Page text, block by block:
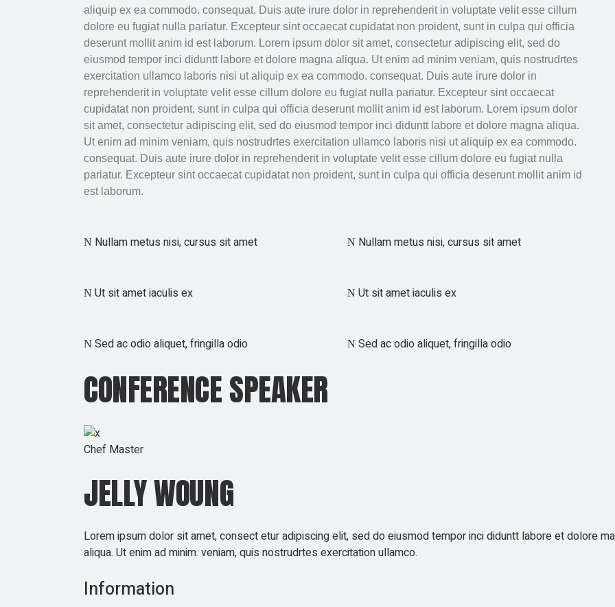
aliquip ex ea commodo. consequat. Duis aute irure dolor in reprehenderit in voluptate velit esse cillum
dolore eu fugiat nulla pariatur. Excepteur sint occaecat cupidatat non proident, sunt in culpa qui officia
deserunt mollit anim id est laborum. Lorem ipsum dolor sit amet, consectetur adipiscing elit, sed do
eiusmod tempor inci diduntt labore et dolore magna aliqua. Ut enim ad minim veniam, quis nostrudrtes
exercitation ullamco laboris nisi ut aliquip ex ea commodo. consequat. Duis aute irure dolor in
reprehenderit in voluptate velit esse cillum dolore eu fugiat nulla pariatur. Excepteur sint occaecat
cupidatat non proident, sunt in culpa qui officia deserunt mollit anim id est laborum. Lorem ipsum dolor
sit amet, consectetur adipiscing elit, sed do eiusmod tempor inci diduntt labore et dolore magna aliqua.
Ut enim ad minim veniam, quis nostrudrtes exercitation ullamco laboris nisi ut aliquip ex ea commodo.
consequat. Duis aute irure dolor in reprehenderit in voluptate velit esse cillum dolore eu fugiat nulla
pariatur. Excepteur sint occaecat cupidatat non proident, sunt in culpa qui officia deserunt mollit anim id
est laborum.
Nullam metus nisi, cursus sit amet
Ut sit amet iaculis ex
Sed ac odio aliquet, fringilla odio
Nullam metus nisi, cursus sit amet
Ut sit amet iaculis ex
Sed ac odio aliquet, fringilla odio
CONFERENCE SPEAKER
Chef Master
JELLY WOUNG
Lorem ipsum dolor sit amet, consect etur adipiscing elit, sed do eiusmod tempor inci diduntt labore et dolore
aliqua. Ut enim ad minim. veniam, quis nostrudrtes exercitation ullamco.
Information